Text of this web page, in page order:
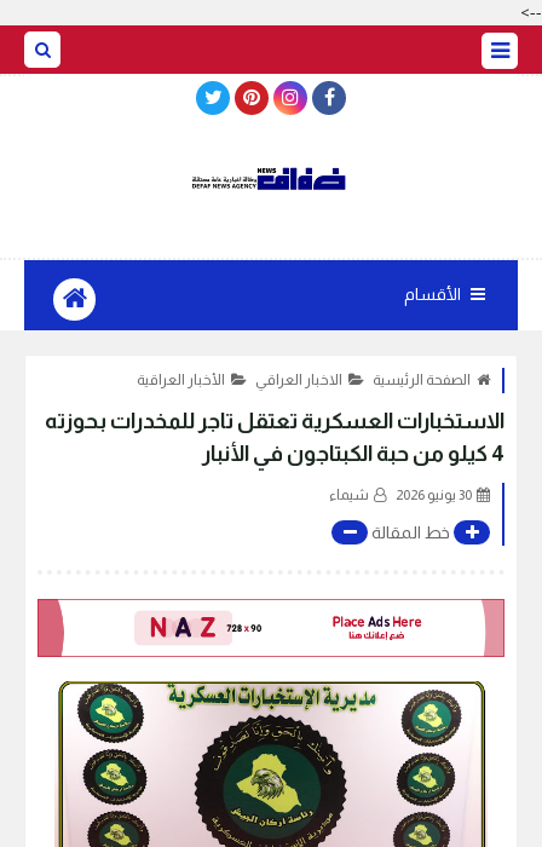
-->
الأقسام
الصفحة الرئيسية الاخبار العراقي الأخبار العراقية
الاستخبارات العسكرية تعتقل تاجر للمخدرات بحوزته
4 كيلو من حبة الكبتاجون في الأنبار
30 يونيو 2026 شيماء
خط المقالة